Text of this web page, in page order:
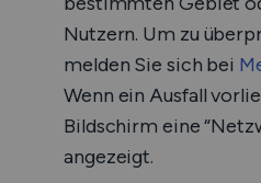
Nutzern. Um zu
melden Sie sich bei
Wenn ein Ausfall
Bildschirm eine
angezeigt.